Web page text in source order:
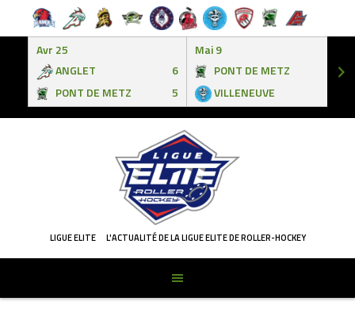
Avr 25
ANGLET
6
PONT DE METZ
5
Mai 9
PONT DE METZ
VILLENEUVE
LIGUE ELITE L'ACTUALITÉ DE LA LIGUE ELITE DE ROLLER-HOCKEY